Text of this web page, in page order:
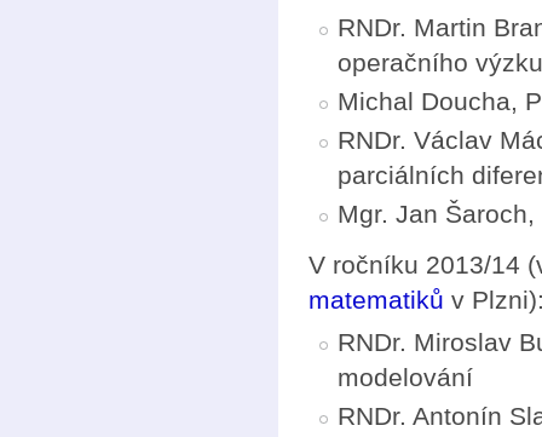
RNDr. Martin
operačního
Michal Doucha,
RNDr. Václav
parciálních
Mgr. Jan
V ročníku 2013/14
matematiků v
RNDr. Miroslav
modelování
RNDr. Antonín